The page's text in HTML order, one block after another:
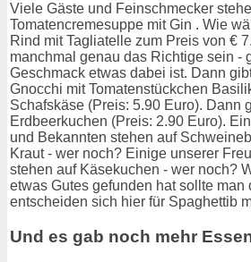
Viele Gäste und Feinschmecker
Tomatencremesuppe mit Gin . Wie
Rind mit Tagliatelle zum Preis von €
manchmal genau das Richtige sein -
Geschmack etwas dabei ist. Dann
Gnocchi mit Tomatenstückchen
Schafskäse (Preis: 5.90 Euro). Dann
Erdbeerkuchen (Preis: 2.90 Euro).
und Bekannten stehen auf
Kraut - wer noch? Einige unserer
stehen auf Käsekuchen - wer noch?
etwas Gutes gefunden hat sollte
entscheiden sich hier für Spaghettib
Und es gab noch mehr